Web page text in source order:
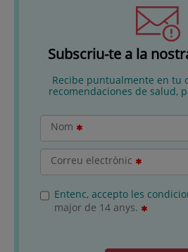
Subscriu-te a la
Recibe puntualmente en tu
recomendaciones de salud,
Nom
Correu electrònic
Entenc, accepto les
major de 14 anys.